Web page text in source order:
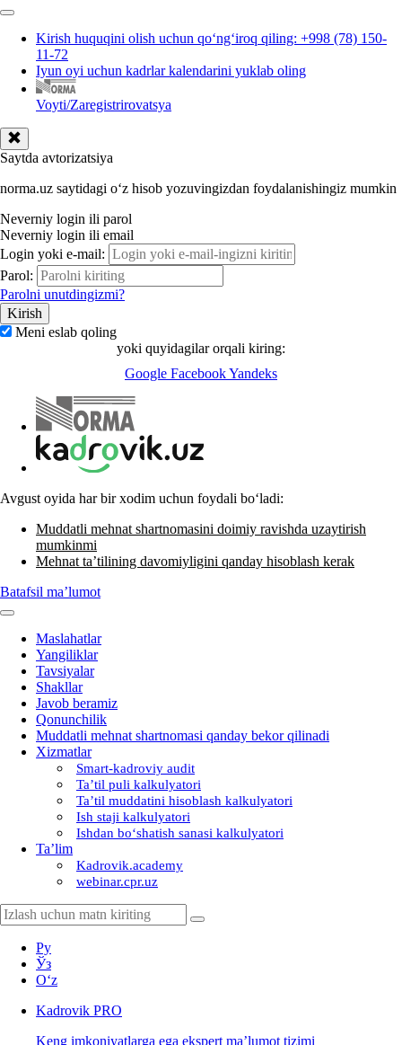
Kirish huquqini olish uchun qoʻngʻiroq qiling: +998 (78) 150-
11-72
Iyun oyi uchun kadrlar kalendarini yuklab oling
Voyti/Zaregistrirovatsya
Saytda avtorizatsiya
norma.uz saytidagi oʻz hisob yozuvingizdan foydalanishingiz mumkin
Neverniy login ili parol
Neverniy login ili email
Login yoki e-mail:
Parol:
Parolni unutdingizmi?
Meni eslab qoling
yoki quyidagilar orqali kiring:
Google FacebookYandeks
Avgust oyida har bir хodim uchun foydali boʻladi:
Muddatli mehnat shartnomasini doimiy ravishda uzaytirish
mumkinmi
Mehnat ta’tilining davomiyligini qanday hisoblash kerak
Batafsil ma’lumot
Maslahatlar
Yangiliklar
Tavsiyalar
Shakllar
Javob beramiz
Qonunchilik
Muddatli mehnat shartnomasi qanday bekor qilinadi
Xizmatlar
Smart-kadroviy audit
Ta’til puli kalkulyatori
Ta’til muddatini hisoblash kalkulyatori
Ish staji kalkulyatori
Ishdan boʻshatish sanasi kalkulyatori
Ta’lim
Kadrovik.academy
webinar.cpr.uz
Ру
Ўз
Oʻz
Kadrovik PRO
Keng imkoniyatlarga ega ekspert ma’lumot tizimi